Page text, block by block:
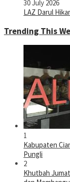
30 July 2026
LAZ Darul
Trending This
1
Kabupaten
Pungli
2
Khutbah